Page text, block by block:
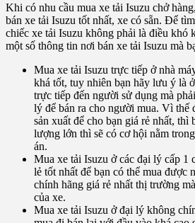
Khi có nhu cầu mua xe tải Isuzu chở
bán xe tải Isuzu tốt nhất, xe có sẵn. Để
chiếc xe tải Isuzu không phải là điều khó
một số thông tin nơi bán xe tải Isuzu mà
Mua xe tải Isuzu trực tiếp ở nhà
khá tốt, tuy nhiên bạn hãy lưu ý là
trực tiếp đến người sử dụng mà
lý để bán ra cho người mua. Vì thế
sản xuất để cho bạn giá rẻ nhất, thì
lượng lớn thì sẽ có cơ hội nằm
án.
Mua xe tải Isuzu ở các đại lý cấp 1
lẻ tốt nhất để bạn có thể mua được
chính hãng giá rẻ nhất thị trường
của xe.
Mua xe tải Isuzu ở đại lý không